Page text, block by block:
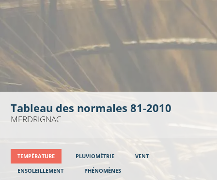
Tableau des normales 81-2010
MERDRIGNAC
TEMPÉRATURE PLUVIOMÉTRIE VENT
ENSOLEILLEMENT PHÉNOMÈNES